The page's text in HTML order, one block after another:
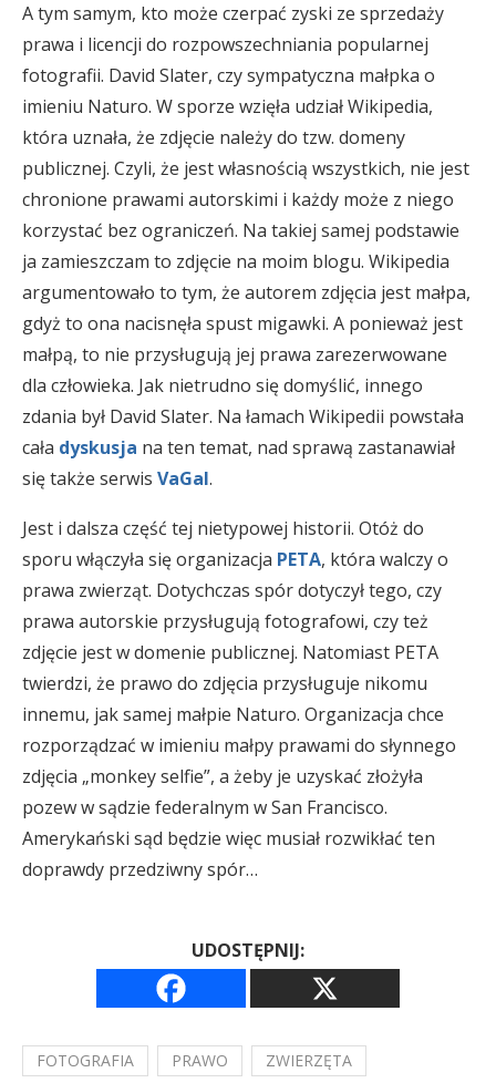
A tym samym, kto może czerpać zyski ze sprzedaży
prawa i licencji do rozpowszechniania popularnej
fotografii. David Slater, czy sympatyczna małpka o
imieniu Naturo. W sporze wzięła udział Wikipedia,
która uznała, że zdjęcie należy do tzw. domeny
publicznej. Czyli, że jest własnością wszystkich, nie jest
chronione prawami autorskimi i każdy może z niego
korzystać bez ograniczeń. Na takiej samej podstawie
ja zamieszczam to zdjęcie na moim blogu. Wikipedia
argumentowało to tym, że autorem zdjęcia jest małpa,
gdyż to ona nacisnęła spust migawki. A ponieważ jest
małpą, to nie przysługują jej prawa zarezerwowane
dla człowieka. Jak nietrudno się domyślić, innego
zdania był David Slater. Na łamach Wikipedii powstała
cała dyskusja na ten temat, nad sprawą zastanawiał
się także serwis VaGal.
Jest i dalsza część tej nietypowej historii. Otóż do
sporu włączyła się organizacja PETA, która walczy o
prawa zwierząt. Dotychczas spór dotyczył tego, czy
prawa autorskie przysługują fotografowi, czy też
zdjęcie jest w domenie publicznej. Natomiast PETA
twierdzi, że prawo do zdjęcia przysługuje nikomu
innemu, jak samej małpie Naturo. Organizacja chce
rozporządzać w imieniu małpy prawami do słynnego
zdjęcia „monkey selfie”, a żeby je uzyskać złożyła
pozew w sądzie federalnym w San Francisco.
Amerykański sąd będzie więc musiał rozwikłać ten
doprawdy przedziwny spór…
UDOSTĘPNIJ:
FOTOGRAFIA PRAWO ZWIERZĘTA